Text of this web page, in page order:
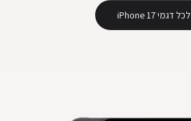
לכל דגמי iPhone 17